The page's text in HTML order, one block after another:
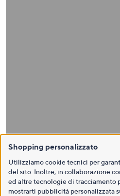
Shopping personalizzato
Utilizziamo cookie tecnici per
del sito. Inoltre, in collaborazione
ed altre tecnologie di tracciamento
mostrarti pubblicità personalizzata